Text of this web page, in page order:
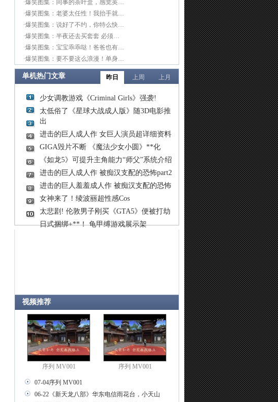
·爆笑图集：同事的茶叶盒，感觉英…
·爆笑图集：老婆太任性！我抬手就…
·爆笑图集：说好了不约，你特么快…
·爆笑图集：半夜还去买套套 必须…
·爆笑图集：宝宝乖乖哒！爸爸也有…
·爆笑图集：要不要这么浪漫！单身…
单机热门文章 昨日 上周 上月
少女调教游戏《Criminal Girls》强袭!
太低俗了《星球大战成人版》随3D电影推
出
进击的巨人成人作 女巨人演员超详细资料
GIGA毁片不断 《魔法少女小圆》**化
《如龙5》可提升主角能力“师父”系统介绍
进击的巨人成人作 被痴汉支配的恐怖part2
进击的巨人羞羞成人作 被痴汉支配的恐怖
女神来了！绫波丽超性感Cos
太悲剧! 伦敦男子刚买《GTA5》便被打劫
日式捆绑+**！ 龟甲缚游戏展示架
视频推荐
序列 MV001 序列 MV001
07-04序列 MV001
06-22 《新天龙八部》华东电信雨花台，小天山